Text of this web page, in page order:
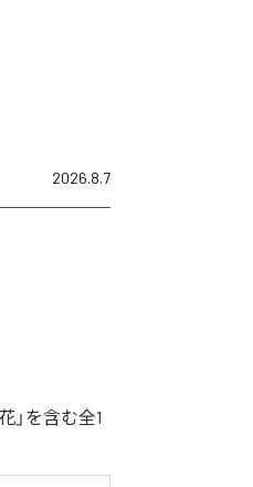
2026.8.7
」を含む全1